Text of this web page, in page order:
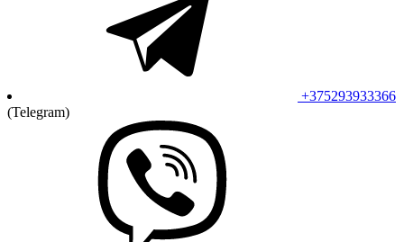
+375293933366
(Telegram)